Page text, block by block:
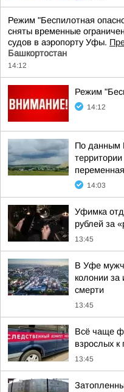
Режим "Беспилотная
сняты временные
судов в аэропорту Уфы.
Башкортостан
14:12
Режим
14:12
По данным
14:03
Уфимка
рублей за
13:45
В Уфе
колонии
смерти
13:45
Всё чаще
взрослых к
13:45